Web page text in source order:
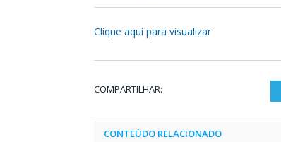
Clique aqui para visualizar
COMPARTILHAR:
CONTEÚDO RELACIONADO